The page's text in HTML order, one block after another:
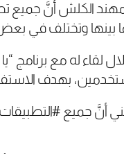
مهند الكلش أنَّ
بينها وتختلف في
لقاء له مع برنامج
بهدف
أنَّ جميع